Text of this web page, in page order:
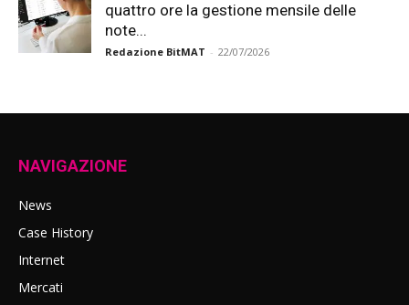
quattro ore la gestione mensile delle
note...
Redazione BitMAT - 22/07/2026
NAVIGAZIONE
News
Case History
Internet
Mercati